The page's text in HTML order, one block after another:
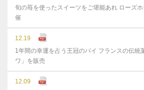
旬の苺を使ったスイーツをご堪能あれ ローズ
催
12.19
1年間の幸運を占う王冠のパイ フランスの伝統
ワ」を販売
12.09